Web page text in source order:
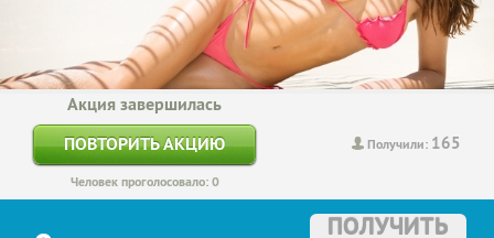
Получили: 165
Акция завершилась
ПОВТОРИТЬ АКЦИЮ
Человек проголосовало: 0
ПОЛУЧИТЬ